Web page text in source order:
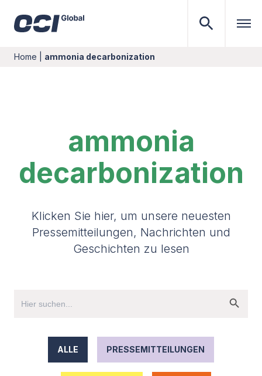
Home ammonia decarbonization
ammonia
decarbonization
Klicken Sie hier, um unsere neuesten
Pressemitteilungen, Nachrichten und
Geschichten zu lesen
ALLE PRESSEMITTEILUNGEN